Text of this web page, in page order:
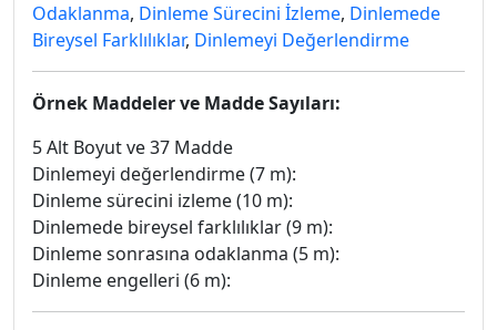
Odaklanma, Dinleme Sürecini İzleme, Dinlemede
Bireysel Farklılıklar, Dinlemeyi Değerlendirme
Örnek Maddeler ve Madde Sayıları:
5 Alt Boyut ve 37 Madde
Dinlemeyi değerlendirme (7 m):
Dinleme sürecini izleme (10 m):
Dinlemede bireysel farklılıklar (9 m):
Dinleme sonrasına odaklanma (5 m):
Dinleme engelleri (6 m):